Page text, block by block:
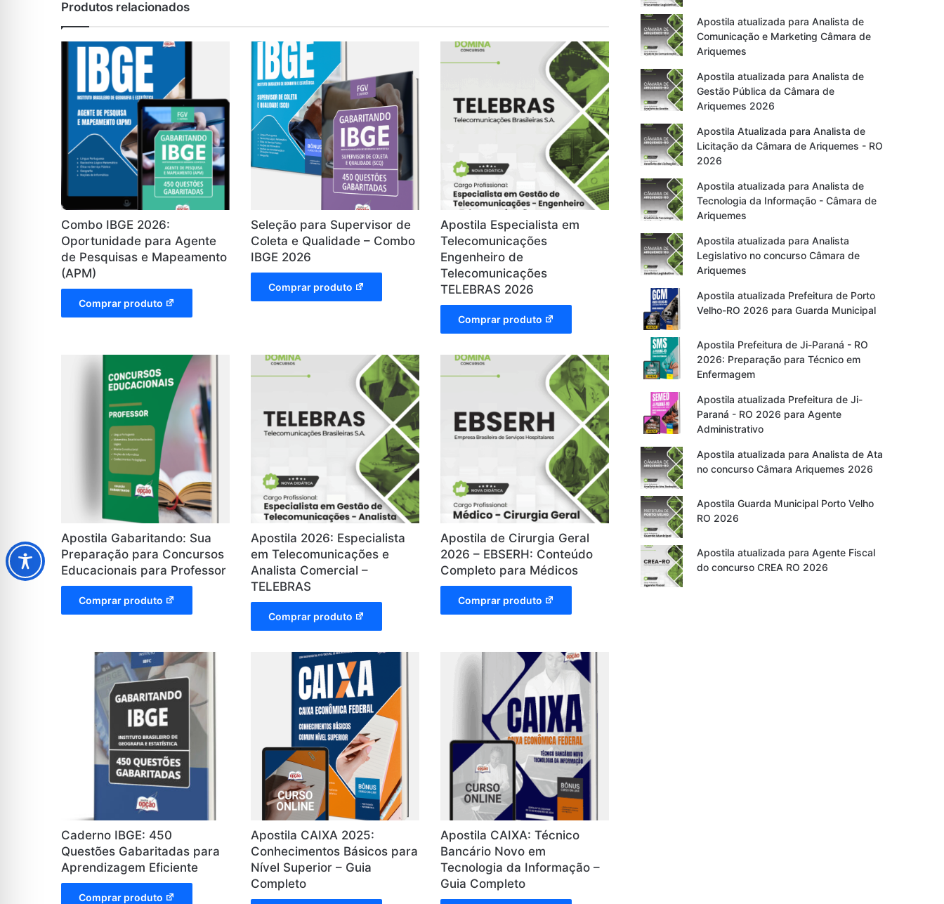
Produtos relacionados
Combo IBGE 2026:
Oportunidade para Agente
de Pesquisas e Mapeamento
(APM)
Comprar produto
Seleção para Supervisor de
Coleta e Qualidade – Combo
IBGE 2026
Comprar produto
Apostila Especialista em
Telecomunicações
Engenheiro de
Telecomunicações
TELEBRAS 2026
Comprar produto
Apostila Gabaritando: Sua
Preparação para Concursos
Educacionais para Professor
Comprar produto
Apostila 2026: Especialista
em Telecomunicações e
Analista Comercial –
TELEBRAS
Comprar produto
Apostila de Cirurgia Geral
2026 – EBSERH: Conteúdo
Completo para Médicos
Comprar produto
Caderno IBGE: 450
Questões Gabaritadas para
Aprendizagem Eficiente
Comprar produto
Apostila CAIXA 2025:
Conhecimentos Básicos para
Nível Superior – Guia
Completo
Apostila CAIXA: Técnico
Bancário Novo em
Tecnologia da Informação –
Guia Completo
Apostila atualizada para Analista de
Comunicação e Marketing Câmara de
Ariquemes
Apostila atualizada para Analista de
Gestão Pública da Câmara de
Ariquemes 2026
Apostila Atualizada para Analista de
Licitação da Câmara de Ariquemes - RO
2026
Apostila atualizada para Analista de
Tecnologia da Informação - Câmara de
Ariquemes
Apostila atualizada para Analista
Legislativo no concurso Câmara de
Ariquemes
Apostila atualizada Prefeitura de Porto
Velho-RO 2026 para Guarda Municipal
Apostila Prefeitura de Ji-Paraná - RO
2026: Preparação para Técnico em
Enfermagem
Apostila atualizada Prefeitura de Ji-
Paraná - RO 2026 para Agente
Administrativo
Apostila atualizada para Analista de Ata
no concurso Câmara Ariquemes 2026
Apostila Guarda Municipal Porto Velho
RO 2026
Apostila atualizada para Agente Fiscal
do concurso CREA RO 2026